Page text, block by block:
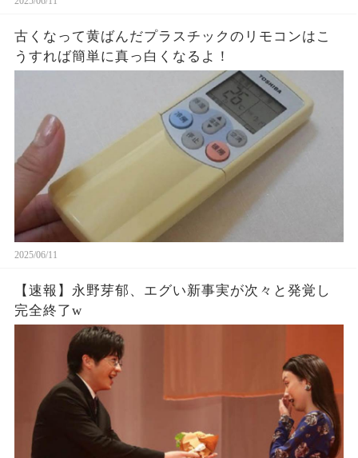
古くなって黄ばんだプラスチックのリモコンはこ
うすれば簡単に真っ白くなるよ！
2025/06/11
【速報】永野芽郁、エグい新事実が次々と発覚し
完全終了w